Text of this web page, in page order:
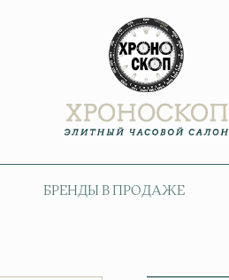
БРЕНДЫ В ПРОДАЖЕ